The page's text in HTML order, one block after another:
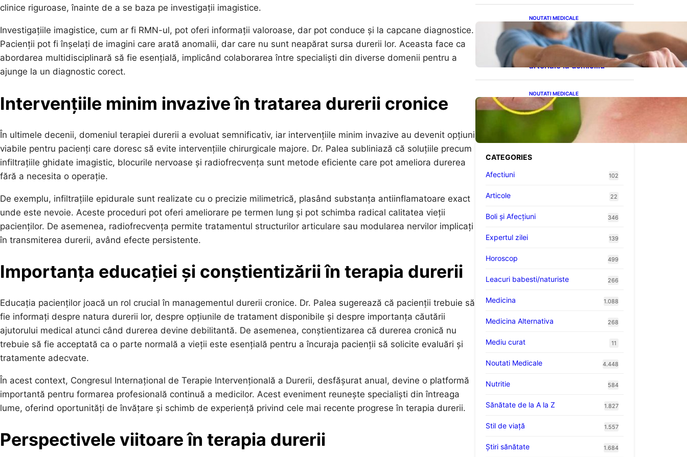
clinice riguroase, înainte de a se baza pe investigații imagistice.
Investigațiile imagistice, cum ar fi RMN-ul, pot oferi informații valoroase, dar pot conduce și la capcane diagnostice.
Pacienții pot fi înșelați de imagini care arată anomalii, dar care nu sunt neapărat sursa durerii lor. Aceasta face ca
abordarea multidisciplinară să fie esențială, implicând colaborarea între specialiști din diverse domenii pentru a
ajunge la un diagnostic corect.
Intervențiile minim invazive în tratarea durerii cronice
În ultimele decenii, domeniul terapiei durerii a evoluat semnificativ, iar intervențiile minim invazive au devenit opțiuni
viabile pentru pacienți care doresc să evite intervențiile chirurgicale majore. Dr. Palea subliniază că soluțiile precum
infiltrațiile ghidate imagistic, blocurile nervoase și radiofrecvența sunt metode eficiente care pot ameliora durerea
fără a necesita o operație.
De exemplu, infiltrațiile epidurale sunt realizate cu o precizie milimetrică, plasând substanța antiinflamatoare exact
unde este nevoie. Aceste proceduri pot oferi ameliorare pe termen lung și pot schimba radical calitatea vieții
pacienților. De asemenea, radiofrecvența permite tratamentul structurilor articulare sau modularea nervilor implicați
în transmiterea durerii, având efecte persistente.
Importanța educației și conștientizării în terapia durerii
Educația pacienților joacă un rol crucial în managementul durerii cronice. Dr. Palea sugerează că pacienții trebuie să
fie informați despre natura durerii lor, despre opțiunile de tratament disponibile și despre importanța căutării
ajutorului medical atunci când durerea devine debilitantă. De asemenea, conștientizarea că durerea cronică nu
trebuie să fie acceptată ca o parte normală a vieții este esențială pentru a încuraja pacienții să solicite evaluări și
tratamente adecvate.
În acest context, Congresul Internațional de Terapie Intervențională a Durerii, desfășurat anual, devine o platformă
importantă pentru formarea profesională continuă a medicilor. Acest eveniment reunește specialiști din întreaga
lume, oferind oportunități de învățare și schimb de experiență privind cele mai recente progrese în terapia durerii.
Perspectivele viitoare în terapia durerii
NOUTATI MEDICALE
Îmbunătățirea sănătății
cardiovasculare: Patru
exerciții simple pentru
reducerea tensiunii
arteriale la domiciliu
NOUTATI MEDICALE
Cum bacteriile pielii
influențează atracția
țânțarilor: O nouă viziune
asupra alegerii victimelor
CATEGORIES
Afectiuni
102
Articole 22
Boli și Afecțiuni 346
Expertul zilei 139
Horoscop 499
Leacuri babesti/naturiste 266
Medicina 1.088
Medicina Alternativa 268
Mediu curat 11
Noutati Medicale 4.448
Nutritie 584
Sănătate de la A la Z 1.827
Stil de viaţă 1.557
Ştiri sănătate 1.684